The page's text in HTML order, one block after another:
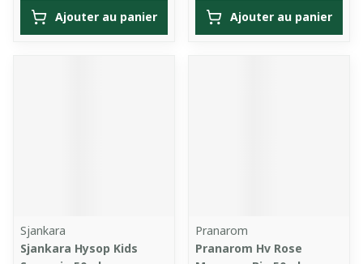
Ajouter au panier Ajouter au panier
Sjankara
Sjankara Hysop Kids
Pranarom
Pranarom Hv Rose